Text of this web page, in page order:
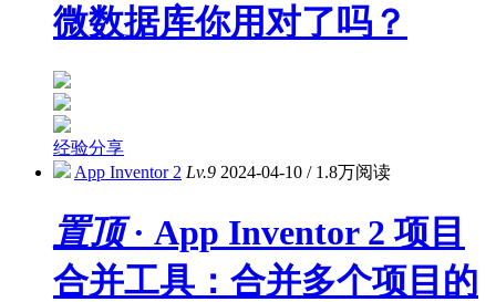
微数据库你用对了吗？
经验分享
App Inventor 2 Lv.9 2024-04-10 /1.8万阅读
置顶· App Inventor 2 项目
合并工具：合并多个项目的